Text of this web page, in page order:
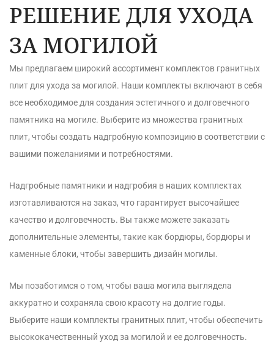
РЕШЕНИЕ ДЛЯ УХОДА
ЗА МОГИЛОЙ
Мы предлагаем широкий ассортимент комплектов гранитных
плит для ухода за могилой. Наши комплекты включают в себя
все необходимое для создания эстетичного и долговечного
памятника на могиле. Выберите из множества гранитных
плит, чтобы создать надгробную композицию в соответствии с
вашими пожеланиями и потребностями.
Надгробные памятники и надгробия в наших комплектах
изготавливаются на заказ, что гарантирует высочайшее
качество и долговечность. Вы также можете заказать
дополнительные элементы, такие как бордюры, бордюры и
каменные блоки, чтобы завершить дизайн могилы.
Мы позаботимся о том, чтобы ваша могила выглядела
аккуратно и сохраняла свою красоту на долгие годы.
Выберите наши комплекты гранитных плит, чтобы обеспечить
высококачественный уход за могилой и ее долговечность.